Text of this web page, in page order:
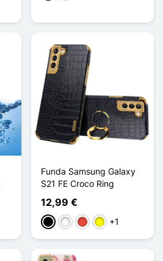
Funda Samsung Galaxy
S21 FE Croco Ring
12,99 €
NegroBlancoRojoAmarillo
+1